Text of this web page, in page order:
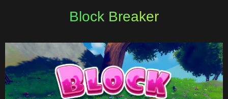
Block Breaker